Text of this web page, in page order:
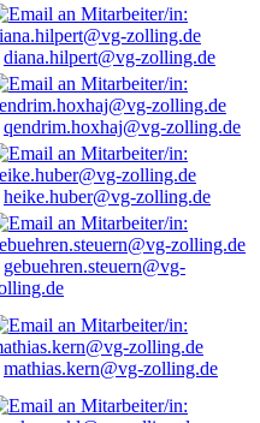
diana.hilpert@vg-zolling.de
qendrim.hoxhaj@vg-zolling.de
heike.huber@vg-zolling.de
gebuehren.steuern@vg-
mathias.kern@vg-zolling.de